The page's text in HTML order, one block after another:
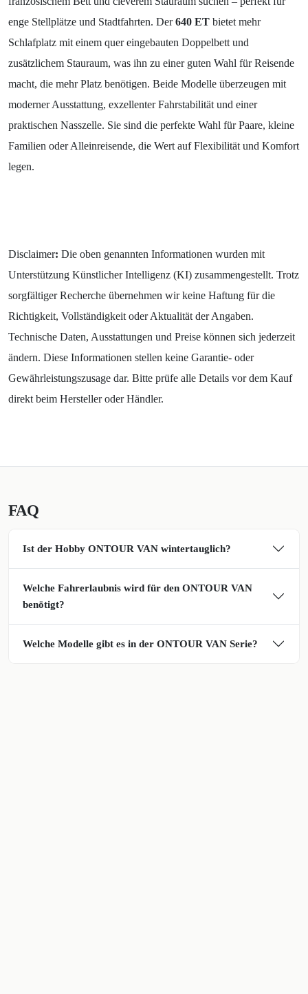
enge Stellplätze und Stadtfahrten. Der640 ET bietet mehr
Schlafplatz mit einem quer eingebauten Doppelbett und
zusätzlichem Stauraum, was ihn zu einer guten Wahl für Reisende
macht, die mehr Platz benötigen. Beide Modelle überzeugen mit
moderner Ausstattung, exzellenter Fahrstabilität und einer
praktischen Nasszelle. Sie sind die perfekte Wahl für Paare, kleine
Familien oder Alleinreisende, die Wert auf Flexibilität und Komfort
legen.
Disclaimer: Die oben genannten Informationen wurden mit
Unterstützung Künstlicher Intelligenz (KI) zusammengestellt. Trotz
sorgfältiger Recherche übernehmen wir keine Haftung für die
Richtigkeit, Vollständigkeit oder Aktualität der Angaben.
Technische Daten, Ausstattungen und Preise können sich jederzeit
ändern. Diese Informationen stellen keine Garantie- oder
Gewährleistungszusage dar. Bitte prüfe alle Details vor dem Kauf
direkt beim Hersteller oder Händler.
FAQ
Ist der Hobby ONTOUR VAN wintertauglich?
Welche Fahrerlaubnis wird für den ONTOUR VAN
benötigt?
Welche Modelle gibt es in der ONTOUR VAN Serie?